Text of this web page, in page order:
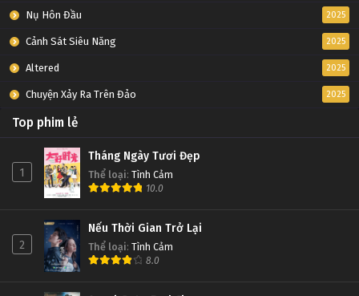
Nụ Hôn Đầu 2025
Cảnh Sát Siêu Năng 2025
Altered 2025
Chuyện Xảy Ra Trên Đảo 2025
Top phim lẻ
1
Tháng Ngày Tươi Đẹp
Thể loại: Tình Cảm
10.0
2
Nếu Thời Gian Trở Lại
Thể loại: Tình Cảm
8.0